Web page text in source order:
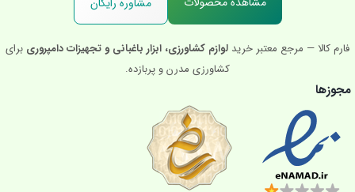
فارم کالا — مرجع معتبر خرید لوازم کشاورزی، ابزار باغبانی و تجهیزات دامپروری برای
کشاورزی مدرن و پربازده.
مجوزها